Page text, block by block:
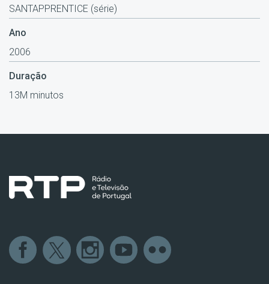
SANTAPPRENTICE (série)
Ano
2006
Duração
13M minutos